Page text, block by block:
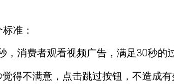
准：
消费者观看视频广告，满足30秒的
得不满意，点击跳过按钮，不造成有